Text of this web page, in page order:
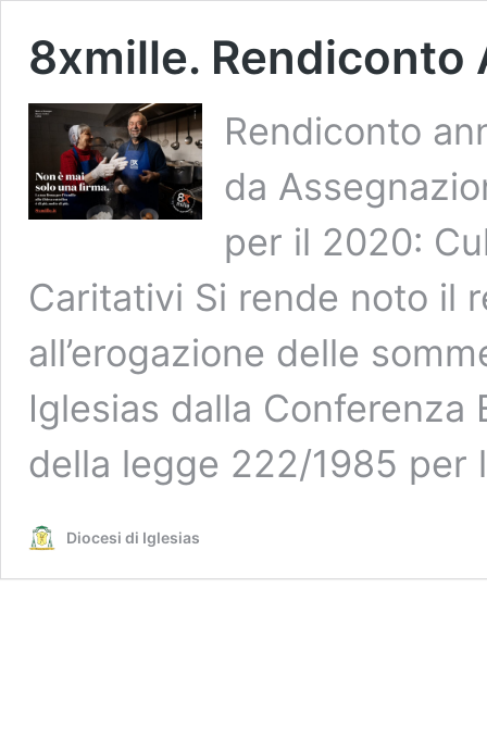
8xmille. Rendiconto
Rendiconto
da
per il 2020:
Caritativi Si rende noto il
all’erogazione delle
Iglesias dalla Conferenza
della legge 222/1985 per
Diocesi di Iglesias